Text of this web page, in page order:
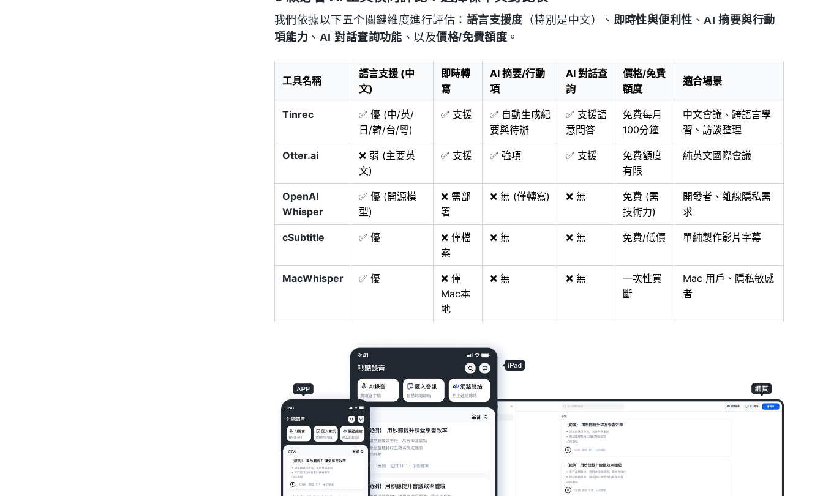
我們依據以下五个關鍵維度進行評估： 語言支援度 （特別是中文）、 即時性與便利性 、AI 摘要與行動
項能力 、 AI 對話查詢功能 、以及價格/免費額度 。
工具名稱
語言支援 (中
文)
即時轉
寫
AI 摘要/行動
項
AI 對話查
詢
價格/免費
額度
適合場景
Tinrec
✅ 優 (中/英/
日/韓/台/粵)
✅ 支援
✅ 自動生成紀
要與待辦
✅ 支援語
意問答
免費每月
100分鐘
中文會議、跨語言學
習、訪談整理
Otter.ai
❌ 弱 (主要英
文)
✅ 支援 ✅ 強項 ✅ 支援
免費額度
有限
純英文國際會議
OpenAI
Whisper
✅ 優 (開源模
型)
❌ 需部
署
❌ 無 (僅轉寫) ❌ 無
免費 (需
技術力)
開發者、離線隱私需
求
cSubtitle ✅ 優
❌ 僅檔
案
❌ 無 ❌ 無 免費/低價 單純製作影片字幕
MacWhisper ✅ 優
❌ 僅
Mac本
地
❌ 無 ❌ 無
一次性買
斷
Mac 用戶、隱私敏感
者